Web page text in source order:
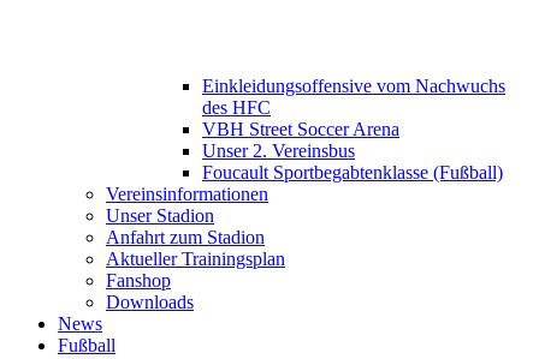
Einkleidungsoffensive vom Nachwuchs
des HFC
VBH Street Soccer Arena
Unser 2. Vereinsbus
Foucault Sportbegabtenklasse (Fußball)
Vereinsinformationen
Unser Stadion
Anfahrt zum Stadion
Aktueller Trainingsplan
Fanshop
Downloads
News
Fußball